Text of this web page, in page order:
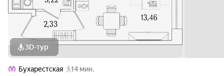
3D-тур
Бухарестская
14 мин.